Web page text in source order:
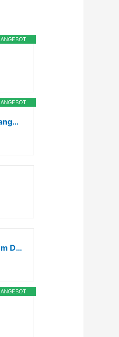
ANGEBOT
ANGEBOT
Metal Freilaufgehege Hühnerstall 12 m² Lauffläche, Hühnergehege mit Wasserdichtetem PE-Tuch, Stützstange und Sicherheitsschloss Voliere Gehege mit Auslauf für Hühner, Kaninchen und Verschiedene 3×4×2M
UISEBRT Bogen Hühnerstall 3x2x2m,Hühner Freilaufgehege mit verzinktem Stahlrahmen und wetterfestem Dach, Hühnervoliere mit Verschließbare Tür für Hühner, Kaninchen, Enten, Gänse
ANGEBOT